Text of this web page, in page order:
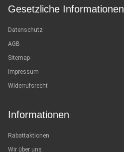
Gesetzliche Informationen
Datenschutz
AGB
Sitemap
Impressum
Widerrufsrecht
Informationen
Rabattaktionen
Wir über uns